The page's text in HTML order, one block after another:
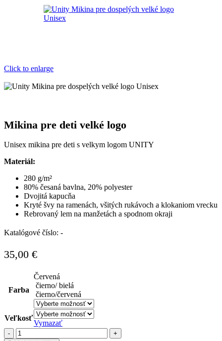
Click to enlarge
Mikina pre deti velké logo
Unisex mikina pre deti s velkym logom UNITY
Materiál:
280 g/m²
80% česaná bavlna, 20% polyester
Dvojitá kapucňa
Kryté švy na ramenách, všitých rukávoch a klokaniom vrecku
Rebrovaný lem na manžetách a spodnom okraji
Katalógové číslo: -
35,00 €
Farba
Červená
čierno/ bielá
čierno/červená
Veľkosť
Vymazať
množstvo